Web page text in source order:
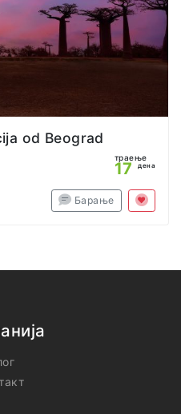
od Beograd
траење
17 дена
Барање